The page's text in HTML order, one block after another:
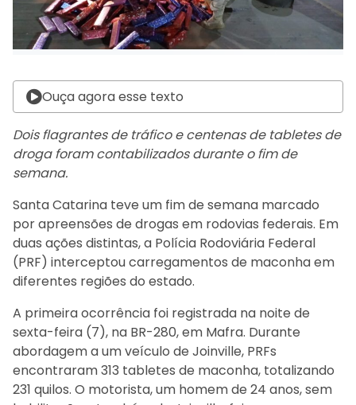
Ouça agora esse texto
Dois flagrantes de tráfico e centenas de tabletes de
droga foram contabilizados durante o fim de
semana.
Santa Catarina teve um fim de semana marcado
por apreensões de drogas em rodovias federais. Em
duas ações distintas, a Polícia Rodoviária Federal
(PRF) interceptou carregamentos de maconha em
diferentes regiões do estado.
A primeira ocorrência foi registrada na noite de
sexta-feira (7), na BR-280, em Mafra. Durante
abordagem a um veículo de Joinville, PRFs
encontraram 313 tabletes de maconha, totalizando
231 quilos. O motorista, um homem de 24 anos, sem